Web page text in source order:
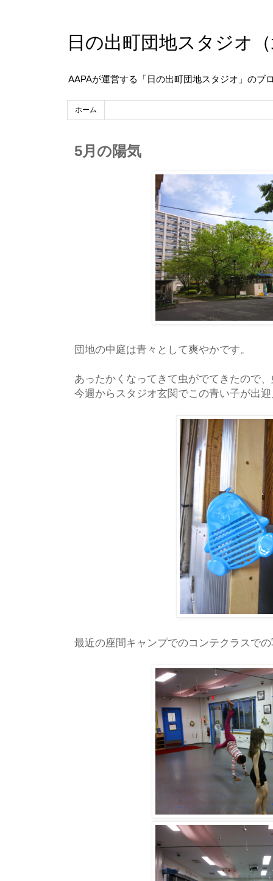
日の出町団地スタジオ
AAPAが運営する「日の出町団地スタジオ」のブ
ホーム
5月の陽気
団地の中庭は青々として爽やかです。
あったかくなってきて虫がでてきたので
今週からスタジオ玄関でこの青い子が出
最近の座間キャンプでのコンテクラスで